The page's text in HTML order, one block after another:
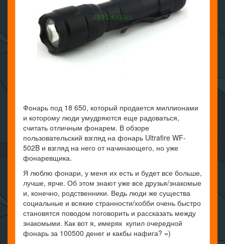
Фонарь под 18 650, который продается миллионами
и которому люди умудряются еще радоваться,
считать отличным фонарем. В обзоре
пользовательский взгляд на фонарь Ultrafire WF-
502B и взгляд на него от начинающего, но уже
фонаревщика.
Я люблю фонари, у меня их есть и будет все больше,
лучше, ярче. Об этом знают уже все друзья/знакомые
и, конечно, родственники. Ведь люди же существа
социальные и всякие странности/хобби очень быстро
становятся поводом поговорить и рассказать между
знакомыми. Как вот я, имеряк купил очередной
фонарь за 100500 денег и какбы нафига? =)